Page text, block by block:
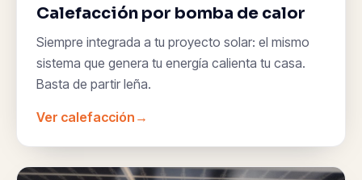
Calefacción por bomba de calor
Siempre integrada a tu proyecto solar: el mismo
sistema que genera tu energía calienta tu casa.
Basta de partir leña.
Ver calefacción →